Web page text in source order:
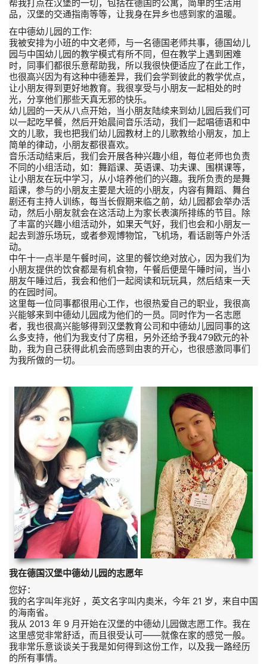
帮我打点在汉堡的一切，包括在德国的公寓，简单的生活用
品，汉堡的交通指南等等，让我身在异乡也感到家的温暖。
在中德幼儿园的工作:
我被安排为小班的中文老师，与一名德国老师共事，德国幼儿
园与中国幼儿园的教学模式有所不同，但在教学上遇到困难
时，同事们都很乐意帮助我，所以我很快便适应了在此工作，
也很高兴因为有这种中德差异，我们会学到彼此的教学优点，
让小朋友得到更好地教育。我很享受与小朋友一起相处的时
光，分享他们那些天真无邪的快乐。
幼儿园的一天从八点开始，当小朋友陆续来到幼儿园后我们可
以一起吃早餐，然后开始晨间音乐活动，我们一起唱德语和中
文的儿歌，我也把我们幼儿园教材上的儿歌教给小朋友，加上
简单的律动，小朋友都很喜欢。
音乐活动结束后，我们会开展各种兴趣小组，每位老师也负责
不同的小组活动，如：舞蹈课、英语课、功夫课、围棋课等，
让小朋友在玩中学习，从小培养他们的兴趣。我所负责的是舞
蹈课，参与的小朋友主要是大班的小朋友，内容有舞蹈、舞台
剧还有主持人训练，每当长假期来临之前，幼儿园都会举办活
动，然后小朋友就会在这活动上为家长表演所排练的节目。除
了丰富的兴趣小组活动外，如果天气好，我们也会和小朋友一
起去到游乐场玩，或者参观博物馆，飞机场，看话剧等户外活
动。
中午十一点半是午餐时间，这里的餐饮绝对放心，因为我们为
小朋友提供的饮食都是有机食物，午餐后便是午睡时间，当小
朋友午睡过后，我会和他们一起阅读和玩玩具，然后结束一天
的在园时间。
这里每一位同事都很用心工作，也很热爱自己的职业，我很高
兴能够来到中德幼儿园成为他们的一员。同时作为一名志愿
者，我也很高兴能够得到汉堡教育公司和中德幼儿园同事的这
么多支持，他们为我支付了房租，另外还给予我479欧元的补
助，我为自己获得此机会而感到由衷的开心，也很感激同事们
为我所做的一切。
我在德国汉堡中德幼儿园的志愿年
您好：
我的名字叫年兆好 ，英文名字叫内奥米，今年 21 岁，来自中国
的海南省。
我从 2013 年 9 月开始在汉堡的中德幼儿园做志愿工作。我在
这里感觉非常舒适，而且很受认可——就像在家的感觉一般。
我非常乐意谈谈关于我是如何得到这份工作，以及我一路经历
的所有事情。